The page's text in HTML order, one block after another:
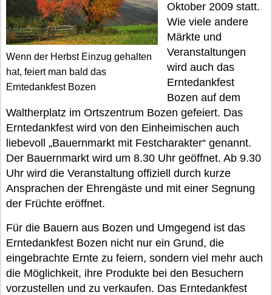
Wenn der Herbst Einzug gehalten
hat, feiert man bald das
Erntedankfest Bozen
Oktober 2009 statt.
Wie viele andere
Märkte und
Veranstaltungen
wird auch das
Erntedankfest
Bozen auf dem
Waltherplatz im Ortszentrum Bozen gefeiert. Das
Erntedankfest wird von den Einheimischen auch
liebevoll „Bauernmarkt mit Festcharakter“ genannt.
Der Bauernmarkt wird um 8.30 Uhr geöffnet. Ab 9.30
Uhr wird die Veranstaltung offiziell durch kurze
Ansprachen der Ehrengäste und mit einer Segnung
der Früchte eröffnet.
Für die Bauern aus Bozen und Umgegend ist das
Erntedankfest Bozen nicht nur ein Grund, die
eingebrachte Ernte zu feiern, sondern viel mehr auch
die Möglichkeit, ihre Produkte bei den Besuchern
vorzustellen und zu verkaufen. Das Erntedankfest